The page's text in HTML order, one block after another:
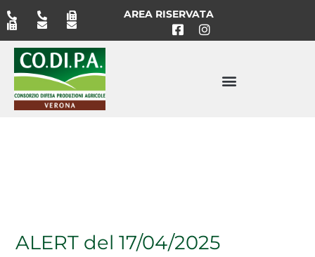
Vai
al
contenuto
AREA RISERVATA
ALERT del 17/04/2025